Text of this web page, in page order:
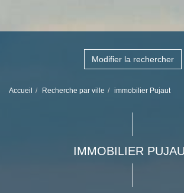
Modifier la rechercher
Accueil Recherche par ville immobilier Pujaut
IMMOBILIER